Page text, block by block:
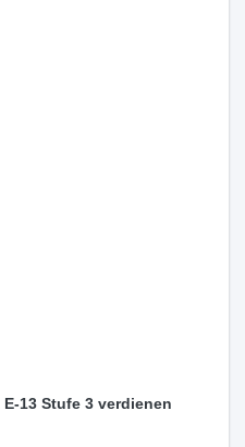
13 Stufe 3 verdienen